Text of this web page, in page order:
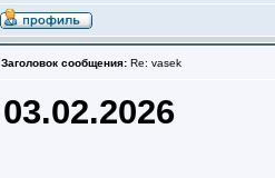
Заголовок сообщения: Re: vasek
03.02.2026